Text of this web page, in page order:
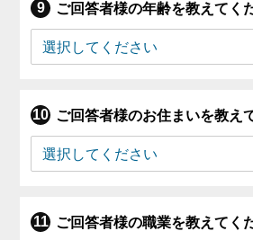
ご回答者様の年齢を教えてく
ご回答者様のお住まいを教え
ご回答者様の職業を教えてく